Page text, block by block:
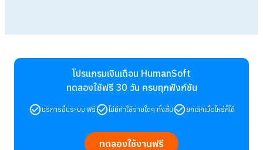
โปรแกรมเงินเดือน HumanSoft
ทดลองใช้ฟรี 30 วัน ครบทุกฟังก์ชัน
บริการขึ้นระบบ ฟรี ไม่มีค่าใช้จ่ายใดๆ ทั้งสิ้น ยกเลิกเมื่อไหร่ก็ได้
ทดลองใช้งานฟรี